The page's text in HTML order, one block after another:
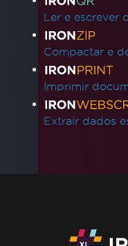
Ler e escrever
Compactar e
Imprimir
Extrair dados